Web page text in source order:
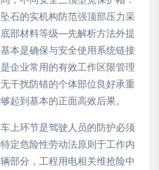
石的实机构防范强顶部压力采
部材料等级—先解析方法外提
本是确保与安全使用系统链接
企业常用的有效工作区限管理
干扰防错的个体部位良好承重
起到基本的正面高效后果。
上环节是驾驶人员的防护必须
定危险性劳动法原则于工作内
部分，工程用电相关维抢险中